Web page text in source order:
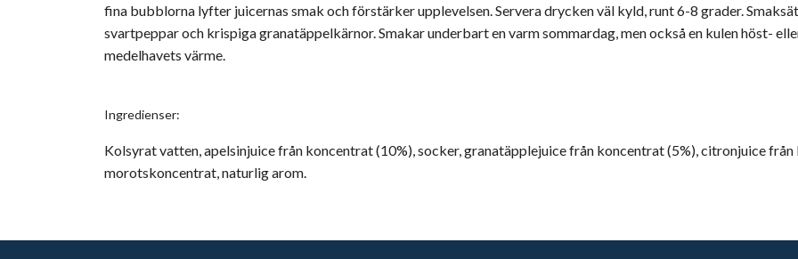
fina bubblorna lyfter juicernas smak och förstärker upplevelsen. Servera drycken väl kyld, runt 6-8 grader.
svartpeppar och krispiga granatäppelkärnor. Smakar underbart en varm sommardag, men också en kulen höst-
medelhavets värme.
Ingredienser:
Kolsyrat vatten, apelsinjuice från koncentrat (10%), socker, granatäpplejuice från koncentrat (5%), citronjuice
morotskoncentrat, naturlig arom.